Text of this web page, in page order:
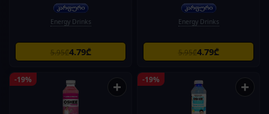
Energy Drinks
5.95₾4.79₾
Energy Drinks
5.95₾4.79₾
-19% + -19% +